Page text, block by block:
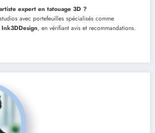
expert en tatouage 3D ?
avec portefeuilles spécialisés comme
Ink3DDesign, en vérifiant avis et recommandations.